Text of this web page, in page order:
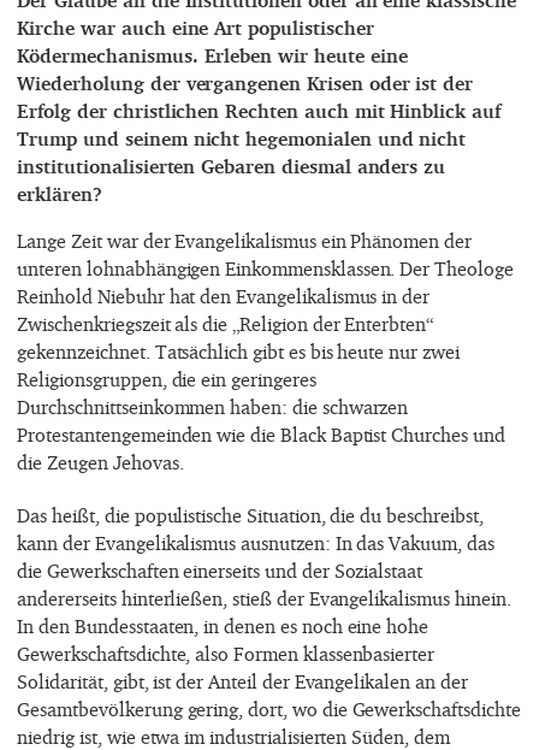
Kirche war auch eine Art populistischer
Ködermechanismus. Erleben wir heute eine
Wiederholung der vergangenen Krisen oder ist der
Erfolg der christlichen Rechten auch mit Hinblick auf
Trump und seinem nicht hegemonialen und nicht
institutionalisierten Gebaren diesmal anders zu
erklären?
Lange Zeit war der Evangelikalismus ein Phänomen der
unteren lohnabhängigen Einkommensklassen. Der Theologe
Reinhold Niebuhr hat den Evangelikalismus in der
Zwischenkriegszeit als die „Religion der Enterbten“
gekennzeichnet. Tatsächlich gibt es bis heute nur zwei
Religionsgruppen, die ein geringeres
Durchschnittseinkommen haben: die schwarzen
Protestantengemeinden wie die Black Baptist Churches und
die Zeugen Jehovas.
Das heißt, die populistische Situation, die du beschreibst,
kann der Evangelikalismus ausnutzen: In das Vakuum, das
die Gewerkschaften einerseits und der Sozialstaat
andererseits hinterließen, stieß der Evangelikalismus hinein.
In den Bundesstaaten, in denen es noch eine hohe
Gewerkschaftsdichte, also Formen klassenbasierter
Solidarität, gibt, ist der Anteil der Evangelikalen an der
Gesamtbevölkerung gering, dort, wo die Gewerkschaftsdichte
niedrig ist, wie etwa im industrialisierten Süden, dem